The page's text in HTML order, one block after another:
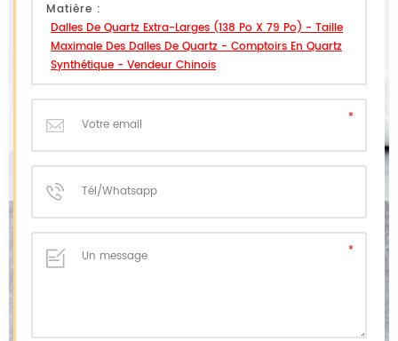
Matière :
Dalles De Quartz Extra-Larges (138 Po X 79 Po) - Taille
Maximale Des Dalles De Quartz - Comptoirs En Quartz
Synthétique - Vendeur Chinois